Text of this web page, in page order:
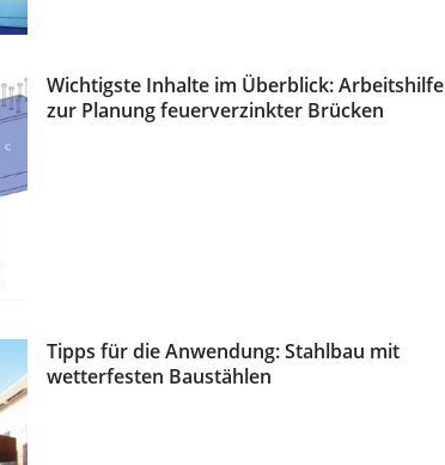
Wichtigste Inhalte im Überblick: Arbeitshilfe
zur Planung feuerverzinkter Brücken
Tipps für die Anwendung: Stahlbau mit
wetterfesten Baustählen